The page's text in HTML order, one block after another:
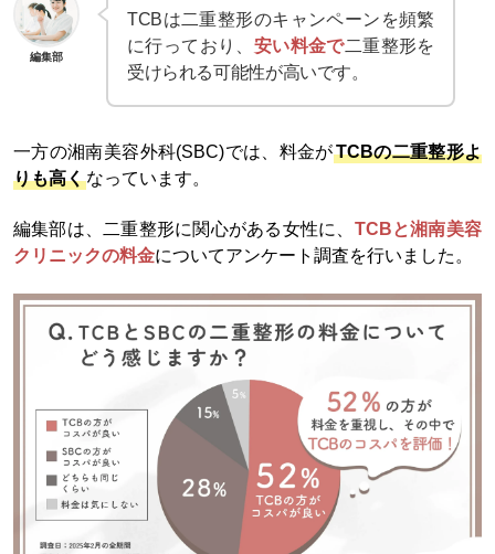
編集部
TCBは二重整形のキャンペーンを頻繁
に行っており、 安い料金で二重整形を
受けられる可能性が高いです。
一方の湘南美容外科(SBC)では、料金がTCBの二重整形よ
りも高くなっています。
編集部は、二重整形に関心がある女性に、 TCBと湘南美容
クリニックの料金についてアンケート調査を行いました。